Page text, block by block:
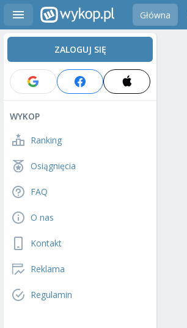
Główna
ZALOGUJ SIĘ
WYKOP
Ranking
Osiągnięcia
FAQ
O nas
Kontakt
Reklama
Regulamin